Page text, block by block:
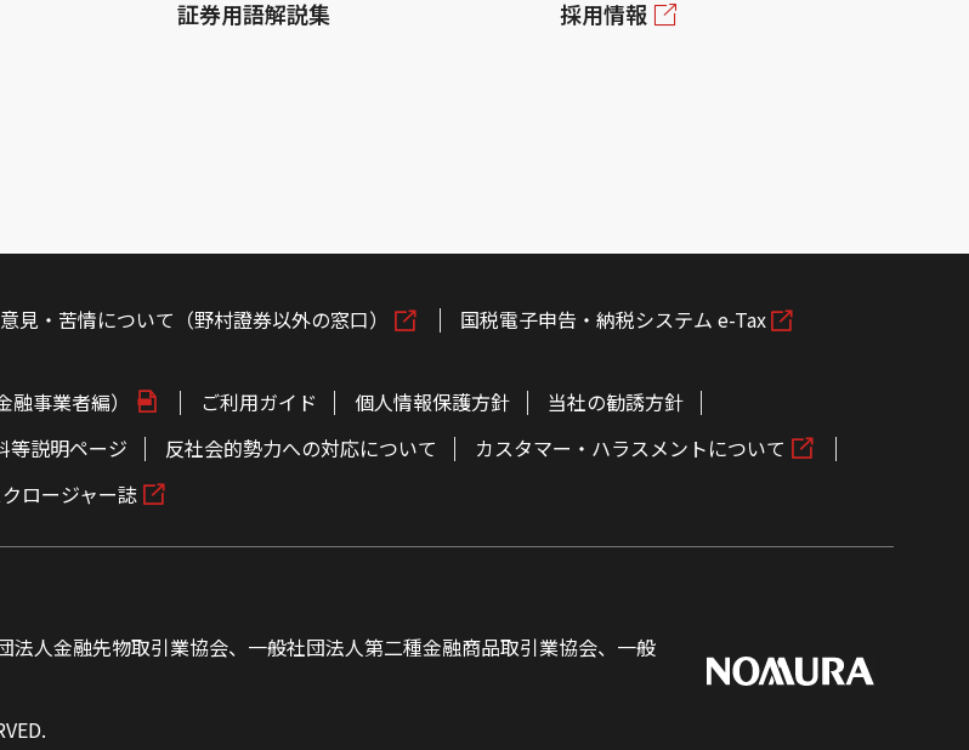
証券用語解説集
採用情報
見・苦情について（野村證券以外の窓口） 国税電子申告・納税システム e-Tax
事業者編） ご利用ガイド 個人情報保護方針
当社の勧誘方針
等説明ページ 反社会的勢力への対応について
カスタマー・ハラスメントについて
ロージャー誌
人金融先物取引業協会、一般社団法人第二種金融商品取引業協会、一般